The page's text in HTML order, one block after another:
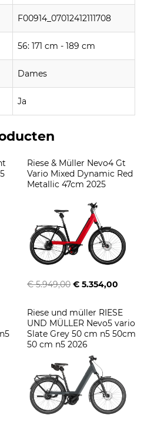
F00914_07012412111708
56: 171 cm - 189 cm
Dames
Ja
Riese & Müller Nevo4 Gt
Vario Mixed Dynamic Red
Metallic 47cm 2025
€ 5.949,00 € 5.354,00
Riese und müller RIESE
UND MÜLLER Nevo5 vario
Slate Grey 50 cm n5 50cm
50 cm n5 2026